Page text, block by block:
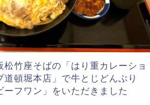
松竹座そばの「はり重カレーショ
道頓堀本店」で牛とじどんぶり
ーフワン」をいただきました